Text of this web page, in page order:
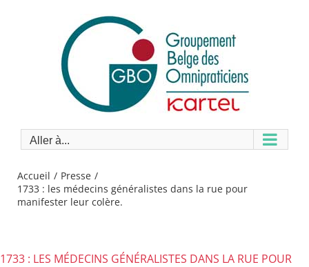
Aller à...
Accueil
Presse
1733 : les médecins généralistes dans la rue pour
manifester leur colère.
1733 : LES MÉDECINS GÉNÉRALISTES DANS LA RUE POUR